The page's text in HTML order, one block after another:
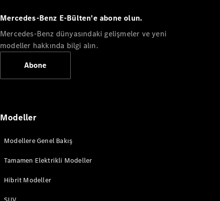
Aracını
Tasarla
Test Sürüşü
Online
Tüm Coupé
Mercedes-
Mercedes-Benz E-Bülten'e abone olun.
Mercedes-Benz dünyasındaki gelişmeler ve yeni
modeller hakkında bilgi alın.
Abone
Modeller
Modellere Genel Bakış
Tamamen Elektrikli Modeller
Hibrit Modeller